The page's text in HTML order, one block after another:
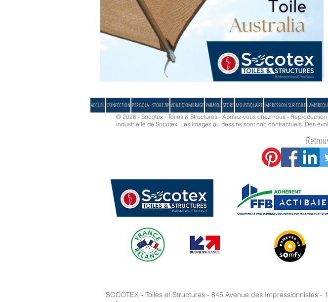
Offre spéciale Engagement & Écoresponsabilité ♻️
ACCUEIL CONFECTION PERGOLA - STORE ZIP VOILE D'OMBRAGE PARASOL STORE MOUSTIQUAIRE IMPRESSION SUR TOILE
© 2026 - Socotex - Toiles & Structures - Abritez-vous chez nous -
industrielle de Socotex. Les images ou dessins sont non contractuels. Des
SOCOTEX - Toiles et Structures - 845 Avenue des Impressionnistes